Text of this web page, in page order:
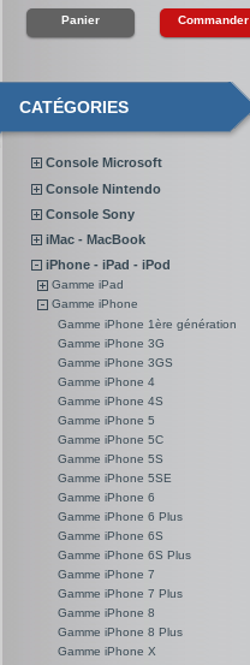
Panier Commander
CATÉGORIES
Console Microsoft
Console Nintendo
Console Sony
iMac - MacBook
iPhone - iPad - iPod
Gamme iPad
Gamme iPhone
Gamme iPhone 1ère génération
Gamme iPhone 3G
Gamme iPhone 3GS
Gamme iPhone 4
Gamme iPhone 4S
Gamme iPhone 5
Gamme iPhone 5C
Gamme iPhone 5S
Gamme iPhone 5SE
Gamme iPhone 6
Gamme iPhone 6 Plus
Gamme iPhone 6S
Gamme iPhone 6S Plus
Gamme iPhone 7
Gamme iPhone 7 Plus
Gamme iPhone 8
Gamme iPhone 8 Plus
Gamme iPhone X